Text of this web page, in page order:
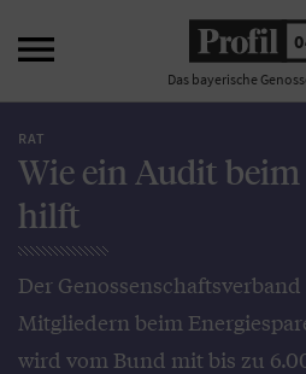

Das bayerische
RAT
Wie ein Audit
hilft
Der
Mitgliedern beim
wird vom Bund mit bis zu